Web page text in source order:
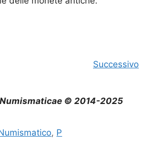
Successivo
© 2014-2025
, P